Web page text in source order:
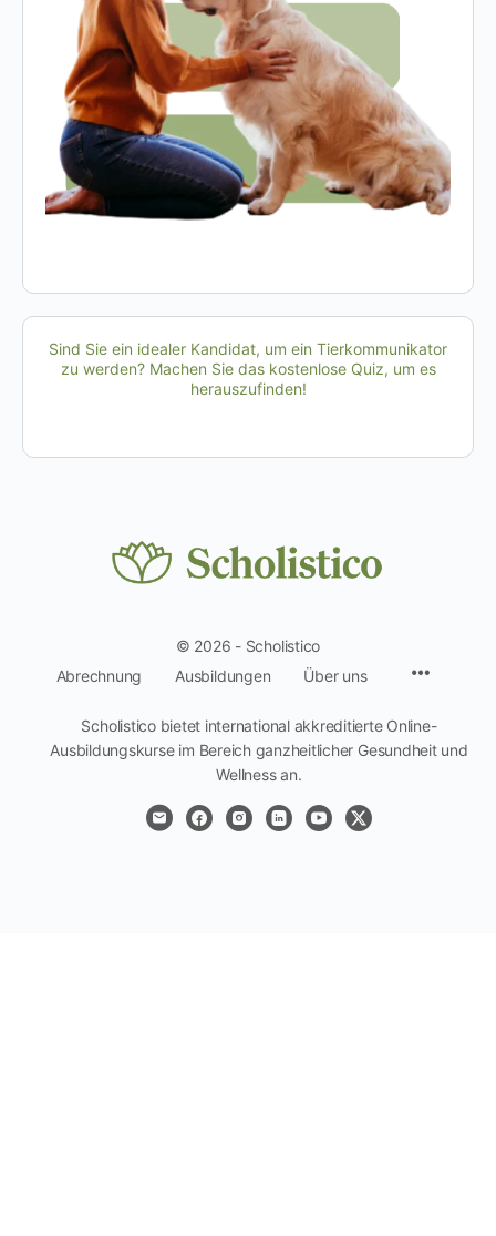
Sind Sie ein idealer Kandidat, um ein Tierkommunikator
zu werden? Machen Sie das kostenlose Quiz, um es
herauszufinden!
© 2026 - Scholistico
Abrechnung
Ausbildungen Über uns
Scholistico bietet international akkreditierte Online-
Ausbildungskurse im Bereich ganzheitlicher Gesundheit und
Wellness an.